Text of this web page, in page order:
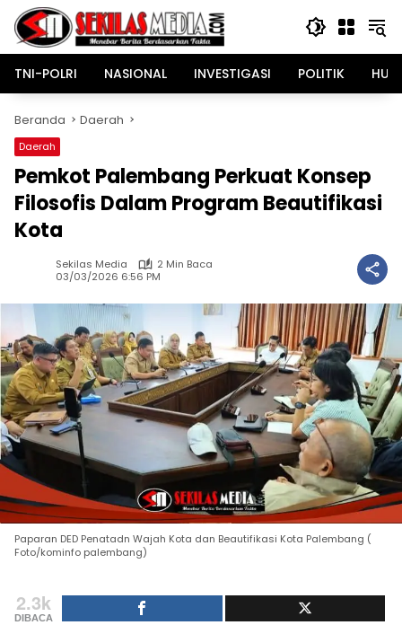
Langsung
konten
TNI-POLRI
NASIONAL INVESTIGASI POLITIK
Beranda Daerah
Daerah
Pemkot Palembang Perkuat Konsep
Filosofis Dalam Program Beautifikasi
Kota
Sekilas Media
2 Min Baca
03/03/2026 6:56 PM
Paparan DED Penatadn Wajah Kota dan Beautifikasi Kota Palembang (
Foto/kominfo palembang)
2.3k
DIBACA